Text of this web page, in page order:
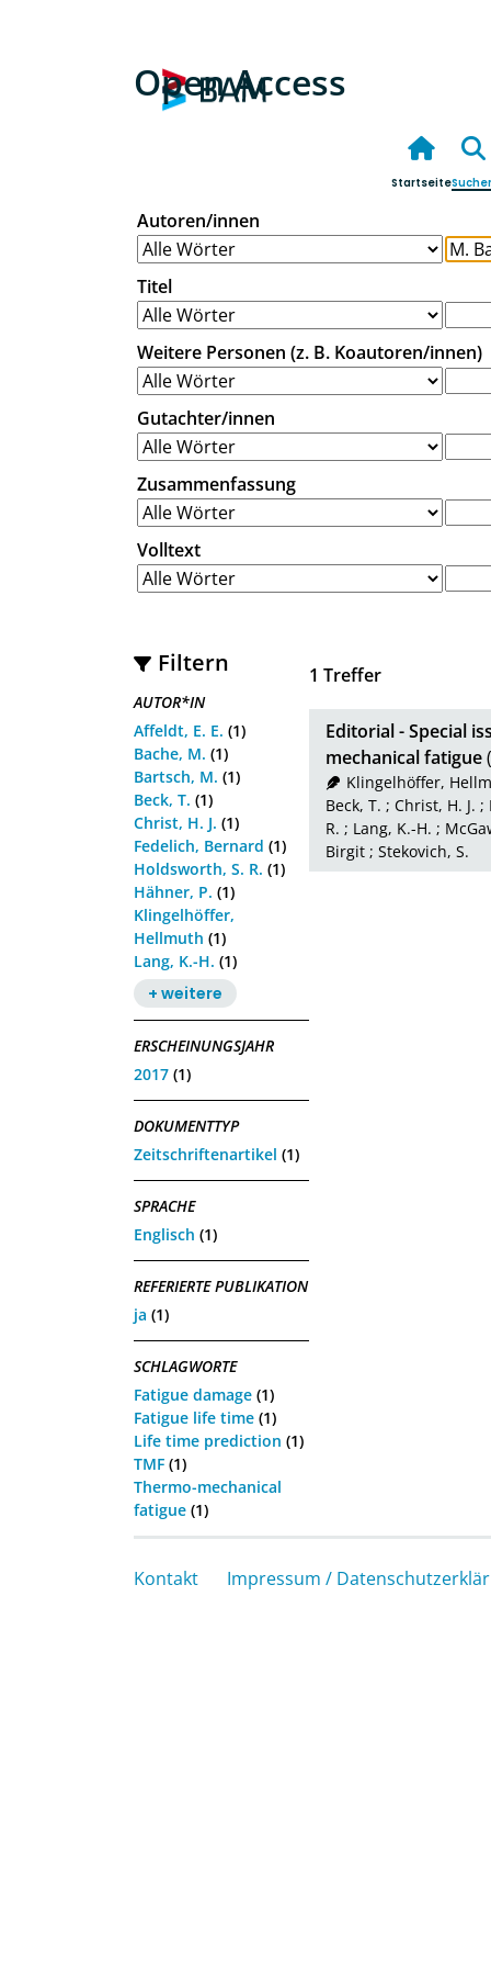
Open Access
Startseite
Autoren/innen
Titel
Weitere Personen (z. B. Koautoren/innen)
Gutachter/innen
Zusammenfassung
Volltext
Filtern
AUTOR*IN
Affeldt, E. E. (1)
Bache, M. (1)
Bartsch, M. (1)
Beck, T. (1)
Christ, H. J. (1)
Fedelich, Bernard (1)
Holdsworth, S. R. (1)
Hähner, P. (1)
Klingelhöffer,
Hellmuth (1)
Lang, K.-H. (1)
+ weitere
ERSCHEINUNGSJAHR
2017 (1)
DOKUMENTTYP
Zeitschriftenartikel (1)
SPRACHE
Englisch (1)
REFERIERTE PUBLIKATION
ja (1)
SCHLAGWORTE
Fatigue damage (1)
Fatigue life time (1)
Life time prediction (1)
TMF (1)
Thermo-mechanical
fatigue (1)
1 Treffer
Editorial - Special
mechanical fatigue
Klingelhöffer,
Beck, T. ; Christ, H. J. ;
R. ; Lang, K.-H. ;
Birgit ; Stekovich, S.
Kontakt Impressum /